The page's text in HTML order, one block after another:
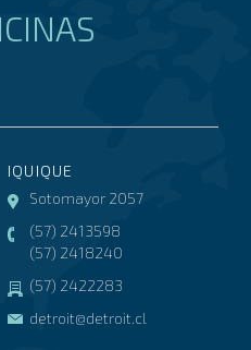
IQUIQUE
Sotomayor 2057
(57) 2413598
(57) 2418240
(57) 2422283
detroit@detroit.cl